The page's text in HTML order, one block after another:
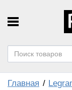
Главная